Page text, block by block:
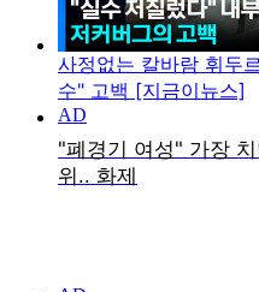
사정없는 칼바람 휘두
수" 고백 [지금이뉴스]